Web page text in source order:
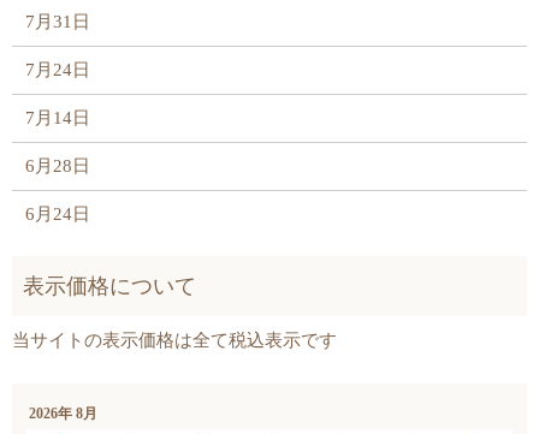
7月31日
7月24日
7月14日
6月28日
6月24日
2026年 8月